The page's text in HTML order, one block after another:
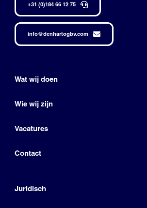
+31 (0)184 66 12 75
info@denhartogbv.com
Wat wij doen
Wie wij zijn
Vacatures
Contact
Juridisch